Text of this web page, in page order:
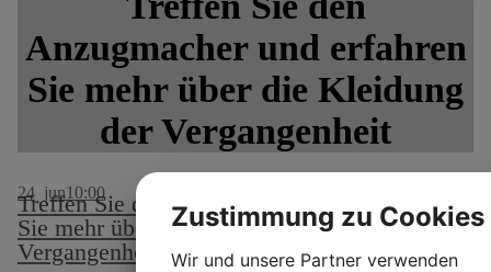
Anzugmacher und erfahren
Sie mehr über die Kleidung
der Vergangenheit
24 jun10:00
Treffen Sie den Anzugmacher und erfahren
Sie mehr über die Kleidung der
Vergangenheit
Zustimmung zu Cookies
Wir und unsere Partner verwenden